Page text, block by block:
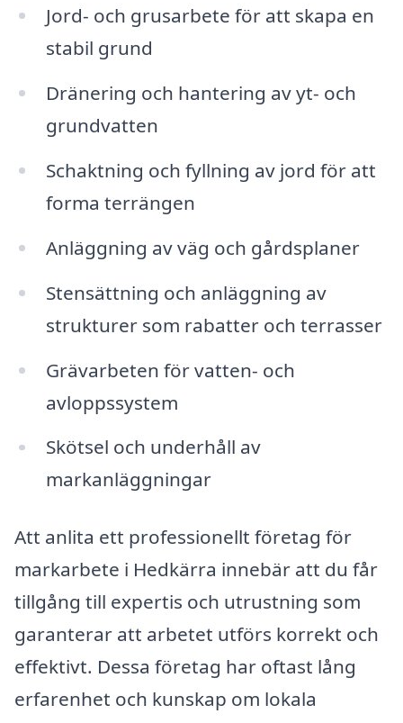
Jord- och grusarbete för att skapa en
stabil grund
Dränering och hantering av yt- och
grundvatten
Schaktning och fyllning av jord för att
forma terrängen
Anläggning av väg och gårdsplaner
Stensättning och anläggning av
strukturer som rabatter och terrasser
Grävarbeten för vatten- och
avloppssystem
Skötsel och underhåll av
markanläggningar
Att anlita ett professionellt företag för
markarbete i Hedkärra innebär att du får
tillgång till expertis och utrustning som
garanterar att arbetet utförs korrekt och
effektivt. Dessa företag har oftast lång
erfarenhet och kunskap om lokala